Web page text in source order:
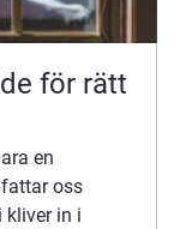
för rätt
en
oss
kliver in i